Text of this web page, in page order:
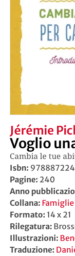
Jérémie
Voglio
Cambia le tue
Isbn:
Pagine: 240
Anno
Collana:
Formato: 14 x 21
Rilegatura:
Illustrazioni:
Traduzione: